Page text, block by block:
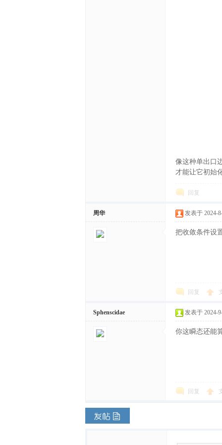
像这种单出口
才能让它初始
回复
周华 发表于 2024-
把收敛条件设
回复
Sphenscidae 发表于 2024-
你这瞬态还能
回复